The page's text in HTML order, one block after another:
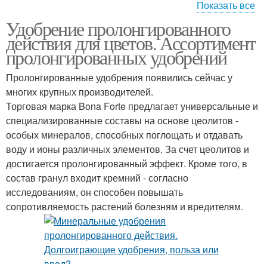
Комплексные
удобрения
комнатных цветов
Гранулированная
форма
удобрения
Показать все
Удобрение пролонгированного
действия для цветов. Ассортимент
пролонгированных удобрений
Пролонгированные удобрения появились сейчас у
многих крупных производителей.
Торговая марка Bona Forte предлагает универсальные и
специализированные составы на основе цеолитов -
особых минералов, способных поглощать и отдавать
воду и ионы различных элементов. За счет цеолитов и
достигается пролонгированный эффект. Кроме того, в
состав гранул входит кремний - согласно
исследованиям, он способен повышать
сопротивляемость растений болезням и вредителям.